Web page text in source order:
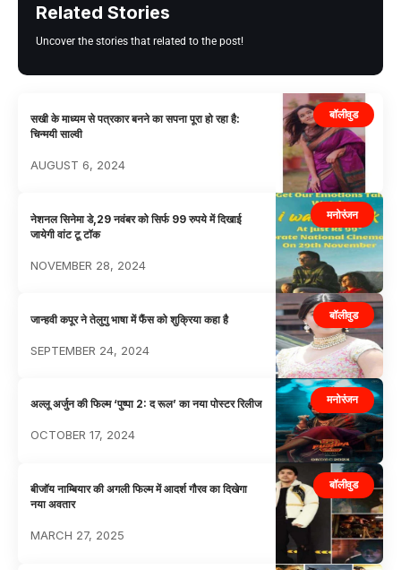
Related Stories
Uncover the stories that related to the post!
बॉलीवुड
सखी के माध्यम से पत्रकार बनने का सपना पूरा हो रहा है:
चिन्मयी साल्वी
AUGUST 6, 2024
मनोरंजन
नेशनल सिनेमा डे,29 नवंबर को सिर्फ 99 रुपये में दिखाई
जायेगी वांट टू टॉक
NOVEMBER 28, 2024
बॉलीवुड
जान्हवी कपूर ने तेलुगु भाषा में फैंस को शुक्रिया कहा है
SEPTEMBER 24, 2024
मनोरंजन
अल्लू अर्जुन की फिल्म ‘पुष्पा 2: द रूल’ का नया पोस्टर रिलीज
OCTOBER 17, 2024
बॉलीवुड
बीजॉय नाम्बियार की अगली फिल्म में आदर्श गौरव का दिखेगा
नया अवतार
MARCH 27, 2025